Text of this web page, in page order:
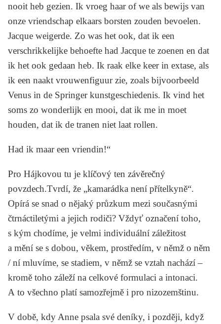
nooit heb gezien. Ik vroeg haar of we als bewijs van
onze vriendschap elkaars borsten zouden bevoelen.
Jacque weigerde. Zo was het ook, dat ik een
verschrikkelijke behoefte had Jacque te zoenen en dat
ik het ook gedaan heb. Ik raak elke keer in extase, als
ik een naakt vrouwenfiguur zie, zoals bijvoorbeeld
Venus in de Springer kunstgeschiedenis. Ik vind het
soms zo wonderlijk en mooi, dat ik me in moet
houden, dat ik de tranen niet laat rollen.
Had ik maar een vriendin!“
Pro Hájkovou tu je klíčový ten závěrečný
povzdech.Tvrdí, že „kamarádka není přítelkyně“.
Opírá se snad o nějaký průzkum mezi současnými
čtrnáctiletými a jejich rodiči? Vždyť označení toho,
s kým chodíme, je velmi individuální záležitost
a mění se s dobou, věkem, prostředím, v němž o něm
/ ní mluvíme, se stadiem, v němž se vztah nachází –
kromě toho záleží na celkové formulaci a intonaci.
A to všechno platí samozřejmě i pro nizozemštinu.
V době, kdy Anne psala své deníky, i později, když